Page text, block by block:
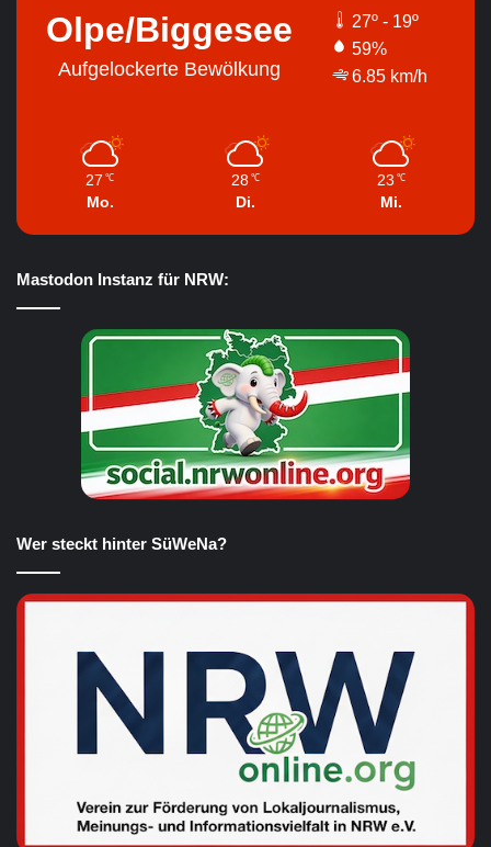
Olpe/Biggesee
Aufgelockerte Bewölkung
27º - 19º
59%
6.85 km/h
27 ℃
Mo.
28 ℃
Di.
23 ℃
Mi.
Mastodon Instanz für NRW:
Wer steckt hinter SüWeNa?